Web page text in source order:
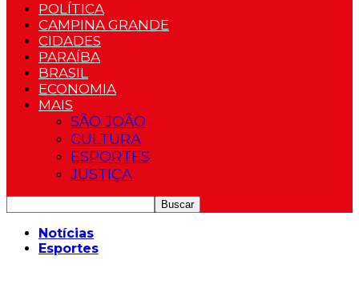
POLÍTICA
CAMPINA GRANDE
CIDADES
PARAÍBA
BRASIL
ECONOMIA
MAIS
SÃO JOÃO
CULTURA
ESPORTES
JUSTIÇA
Notícias
Esportes